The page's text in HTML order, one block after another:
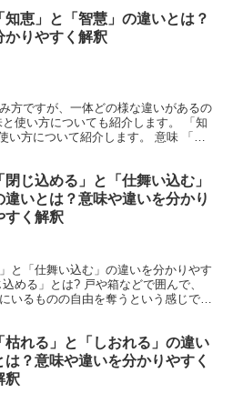
知恵」と「智慧」の違いとは？
かりやすく解釈
方ですが、一体どの様な違いがあるの
使い方についても紹介します。 「知
い方について紹介します。 意味 「知
閉じ込める」と「仕舞い込む」
違いとは？意味や違いを分かり
すく解釈
と「仕舞い込む」の違いを分かりやす
める」とは? 戸や箱などで囲んで、
いるものの自由を奪うという感じで
枯れる」と「しおれる」の違い
は？意味や違いを分かりやすく
釈